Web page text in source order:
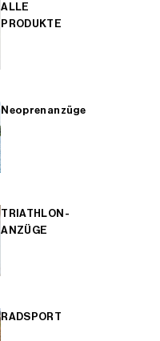
ALLE
PRODUKTE
Neoprenanzüge
TRIATHLON-
ANZÜGE
RADSPORT